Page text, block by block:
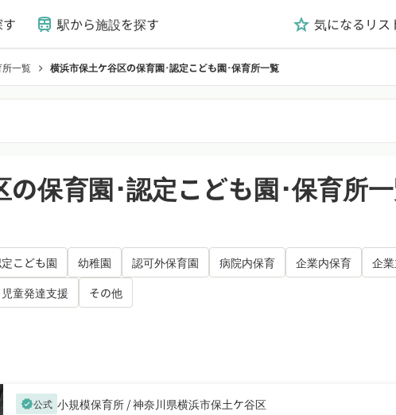
train 駅から施設を探す grade 気になるリス
一覧 chevron_right 横浜市保土ケ谷区の保育園･認定こども園･保育所一覧
保育園･認定こども園･保育所
こども園 幼稚園 認可外保育園 病院内保育 企業内保育 企
児童発達支援 その他
verified公式 小規模保育所 /神奈川県横浜市保土ケ谷区